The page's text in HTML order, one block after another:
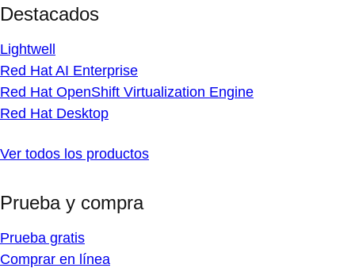
Destacados
Lightwell
Red Hat AI Enterprise
Red Hat OpenShift Virtualization Engine
Red Hat Desktop
Ver todos los productos
Prueba y compra
Prueba gratis
Comprar en línea